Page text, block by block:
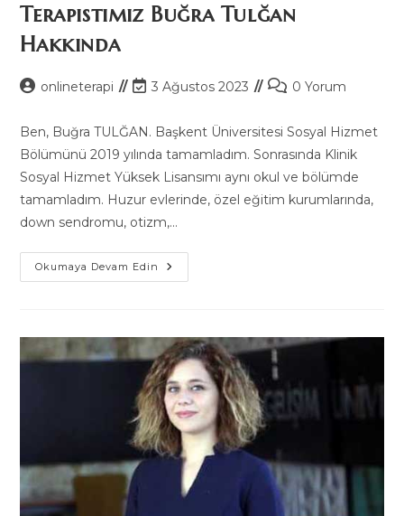
Terapistimiz Buğra Tulğan
Hakkında
Postonlineterapi
Post
modified:
3 Ağustos 2023
Post0 Yorum
Ben, Buğra TULĞAN. Başkent Üniversitesi Sosyal Hizmet
Bölümünü 2019 yılında tamamladım. Sonrasında Klinik
Sosyal Hizmet Yüksek Lisansımı aynı okul ve bölümde
tamamladım. Huzur evlerinde, özel eğitim kurumlarında,
down sendromu, otizm,…
Okumaya Devam Edin Terapistimiz
Buğra